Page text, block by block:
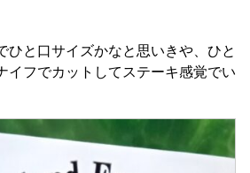
ひと口サイズかなと思いきや、ひと
イフでカットしてステーキ感覚でい